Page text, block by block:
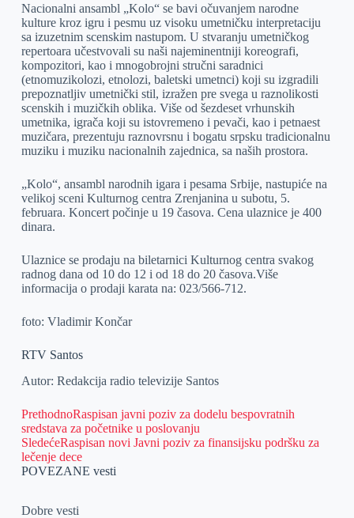
k
g
e
r
d
I
n
r
t
s
A
p
p
m
a
i
l
Nacionalni ansambl „Kolo“ se bavi očuvanjem narodne
kulture kroz igru i pesmu uz visoku umetničku interpretaciju
sa izuzetnim scenskim nastupom. U stvaranju umetničkog
repertoara učestvovali su naši najeminentniji koreografi,
kompozitori, kao i mnogobrojni stručni saradnici
(etnomuzikolozi, etnolozi, baletski umetnci) koji su izgradili
prepoznatljiv umetnički stil, izražen pre svega u raznolikosti
scenskih i muzičkih oblika. Više od šezdeset vrhunskih
umetnika, igrača koji su istovremeno i pevači, kao i petnaest
muzičara, prezentuju raznovrsnu i bogatu srpsku tradicionalnu
muziku i muziku nacionalnih zajednica, sa naših prostora.
„Kolo“, ansambl narodnih igara i pesama Srbije, nastupiće na
velikoj sceni Kulturnog centra Zrenjanina u subotu, 5.
februara. Koncert počinje u 19 časova. Cena ulaznice je 400
dinara.
Ulaznice se prodaju na biletarnici Kulturnog centra svakog
radnog dana od 10 do 12 i od 18 do 20 časova.Više
informacija o prodaji karata na: 023/566-712.
foto: Vladimir Končar
RTV Santos
Autor: Redakcija radio televizije Santos
PrethodnoRaspisan javni poziv za dodelu bespovratnih
sredstava za početnike u poslovanju
SledećeRaspisan novi Javni poziv za finansijsku podršku za
lečenje dece
POVEZANE vesti
Dobre vesti